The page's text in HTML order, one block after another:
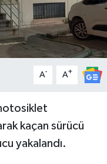
A- A+
kaçan sürücü
yakalandı.